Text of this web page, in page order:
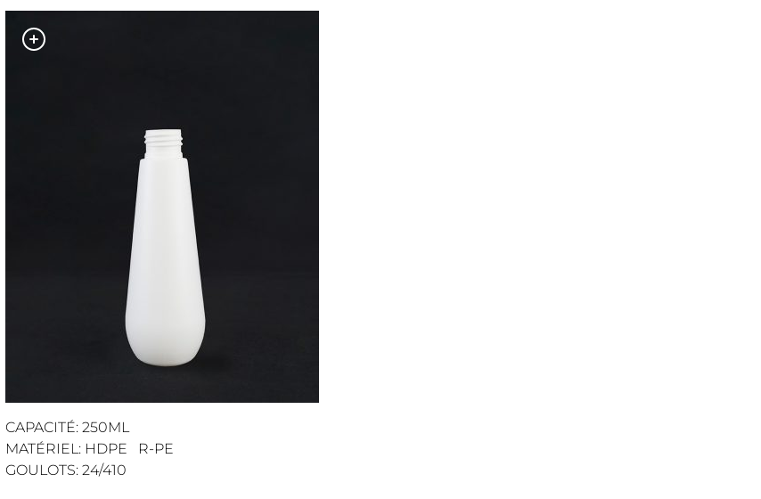
CAPACITÉ: 250ML
MATÉRIEL: HDPE R-PE
GOULOTS: 24/410